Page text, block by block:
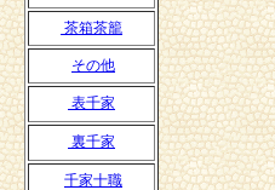
茶箱茶籠
その他
表千家
裏千家
千家十職